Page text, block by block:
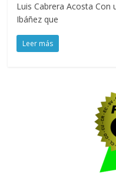
Luis Cabrera Acosta Con
Ibáñez que
Leer más